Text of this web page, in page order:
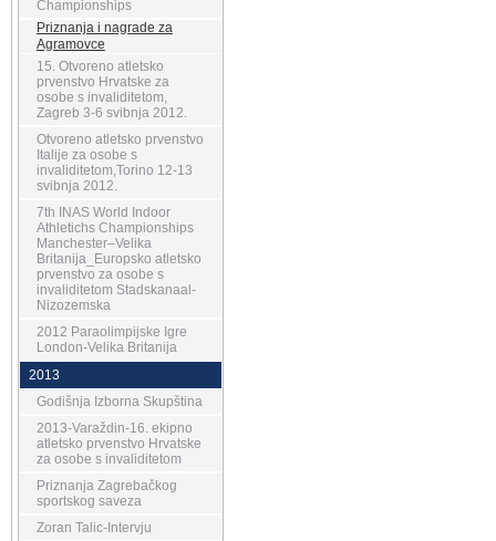
Championships
Priznanja i nagrade za
Agramovce
15. Otvoreno atletsko
prvenstvo Hrvatske za
osobe s invaliditetom,
Zagreb 3-6 svibnja 2012.
Otvoreno atletsko prvenstvo
Italije za osobe s
invaliditetom,Torino 12-13
svibnja 2012.
7th INAS World Indoor
Athletichs Championships
Manchester–Velika
Britanija_Europsko atletsko
prvenstvo za osobe s
invaliditetom Stadskanaal-
Nizozemska
2012 Paraolimpijske Igre
London-Velika Britanija
2013
Godišnja Izborna Skupština
2013-Varaždin-16. ekipno
atletsko prvenstvo Hrvatske
za osobe s invaliditetom
Priznanja Zagrebačkog
sportskog saveza
Zoran Talic-Intervju